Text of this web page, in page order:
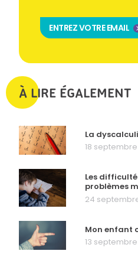
ENTREZ VOTRE EMAIL
À LIRE ÉGALEMENT
La
18 septembre
Les
problèmes
24
Mon enfant
13 septembre